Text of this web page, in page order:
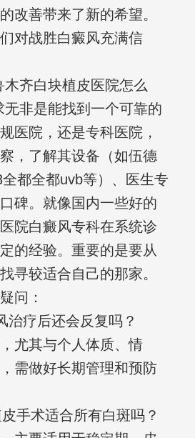
改善带来了新的希望。
对战胜白癜风充满信
木齐白块植皮医院怎么
无非是能找到一个可靠的
医院，还是专科医院，
，了解其设备（如伍德
都全都uvb等）、医生专
碑。就像国内一些好的
院白癜风专科在系统诊
的经验。重要的是要从
寻较适合自己的那家。
问：
治疗后还会反复吗？
尤其与个人体质、情
需做好长期管理和预防
手术适合所有白斑吗？